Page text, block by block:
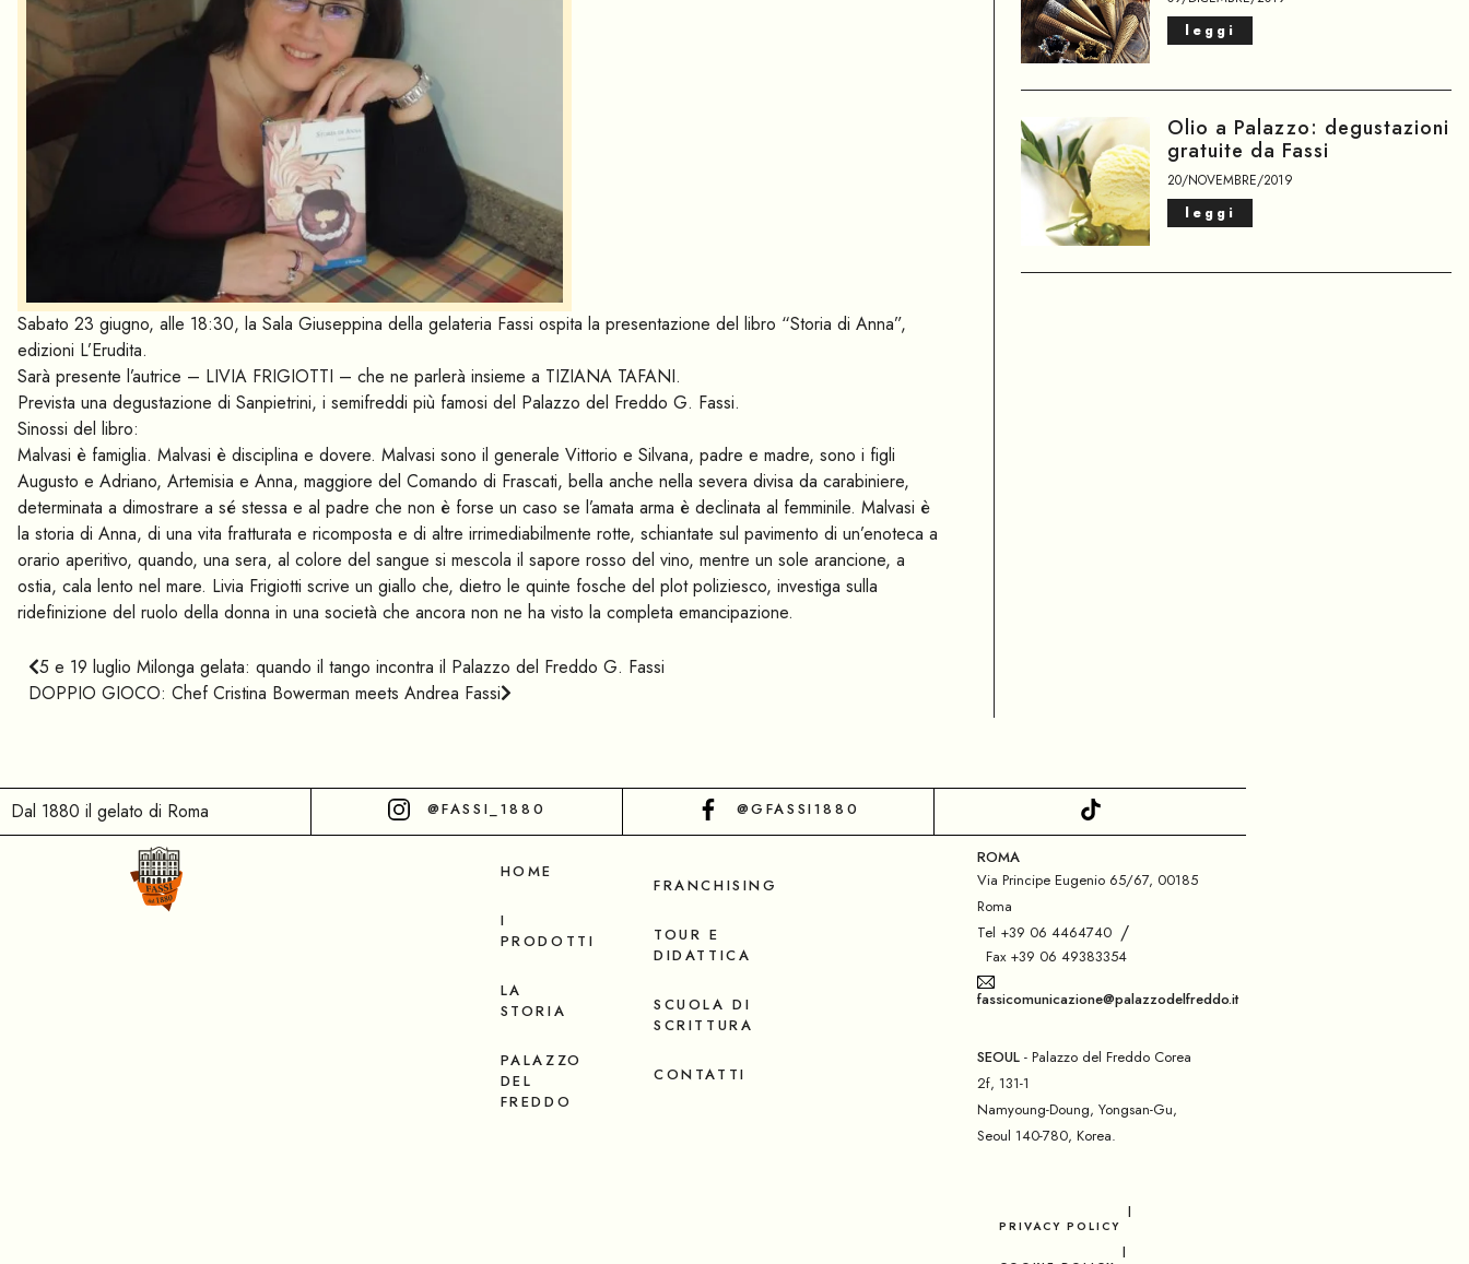
Sabato 23 giugno, alle 18:30, la Sala Giuseppina della gelateria Fassi ospita la presentazione del libro “Storia di Anna”,
edizioni L’Erudita.
Sarà presente l’autrice – LIVIA FRIGIOTTI – che ne parlerà insieme a TIZIANA TAFANI.
Prevista una degustazione di Sanpietrini, i semifreddi più famosi del Palazzo del Freddo G. Fassi.
Sinossi del libro:
Malvasi è famiglia. Malvasi è disciplina e dovere. Malvasi sono il generale Vittorio e Silvana, padre e madre, sono i figli
Augusto e Adriano, Artemisia e Anna, maggiore del Comando di Frascati, bella anche nella severa divisa da carabiniere,
determinata a dimostrare a sé stessa e al padre che non è forse un caso se l’amata arma è declinata al femminile. Malvasi è
la storia di Anna, di una vita fratturata e ricomposta e di altre irrimediabilmente rotte, schiantate sul pavimento di un’enoteca a
orario aperitivo, quando, una sera, al colore del sangue si mescola il sapore rosso del vino, mentre un sole arancione, a
ostia, cala lento nel mare. Livia Frigiotti scrive un giallo che, dietro le quinte fosche del plot poliziesco, investiga sulla
ridefinizione del ruolo della donna in una società che ancora non ne ha visto la completa emancipazione.
5 e 19 luglio Milonga gelata: quando il tango incontra il Palazzo del Freddo G. Fassi
DOPPIO GIOCO: Chef Cristina Bowerman meets Andrea Fassi
leggi
Olio a Palazzo: degustazioni
gratuite da Fassi
20/NOVEMBRE/2019
leggi
Dal 1880 il gelato di Roma @FASSI_1880 @GFASSI1880
HOME
I
PRODOTTI
LA
STORIA
PALAZZO
DEL
FREDDO
FRANCHISING
TOUR E
DIDATTICA
SCUOLA DI
SCRITTURA
CONTATTI
ROMA
Via Principe Eugenio 65/67, 00185
Roma
Tel +39 06 4464740 /
Fax +39 06 49383354
fassicomunicazione@palazzodelfreddo.it
SEOUL- Palazzo del Freddo Corea
2f, 131-1
Namyoung-Doung, Yongsan-Gu,
Seoul 140-780, Korea.
PRIVACY POLICY